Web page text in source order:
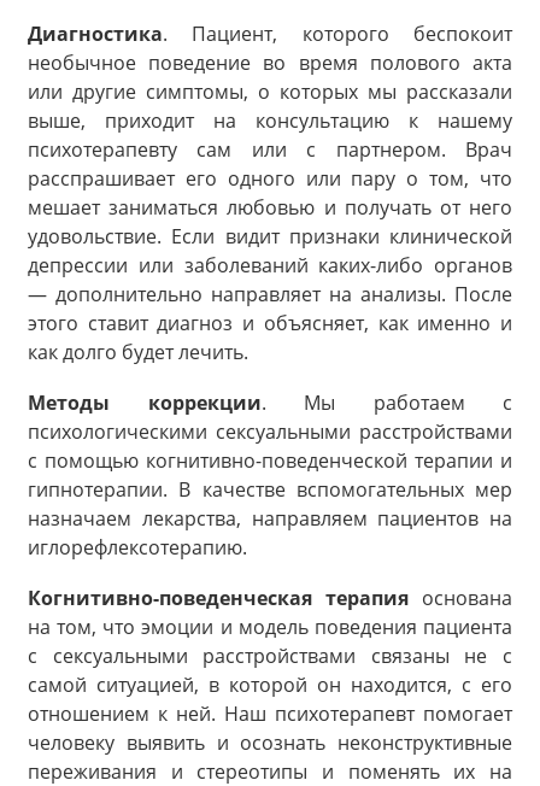
Диагностика. Пациент, которого беспокоит
необычное поведение во время полового акта
или другие симптомы, о которых мы рассказали
выше, приходит на консультацию к нашему
психотерапевту сам или с партнером. Врач
расспрашивает его одного или пару о том, что
мешает заниматься любовью и получать от него
удовольствие. Если видит признаки клинической
депрессии или заболеваний каких-либо органов
— дополнительно направляет на анализы. После
этого ставит диагноз и объясняет, как именно и
как долго будет лечить.
Методы коррекции. Мы работаем с
психологическими сексуальными расстройствами
с помощью когнитивно-поведенческой терапии и
гипнотерапии. В качестве вспомогательных мер
назначаем лекарства, направляем пациентов на
иглорефлексотерапию.
Когнитивно-поведенческая терапия основана
на том, что эмоции и модель поведения пациента
с сексуальными расстройствами связаны не с
самой ситуацией, в которой он находится, с его
отношением к ней. Наш психотерапевт помогает
человеку выявить и осознать неконструктивные
переживания и стереотипы и поменять их на